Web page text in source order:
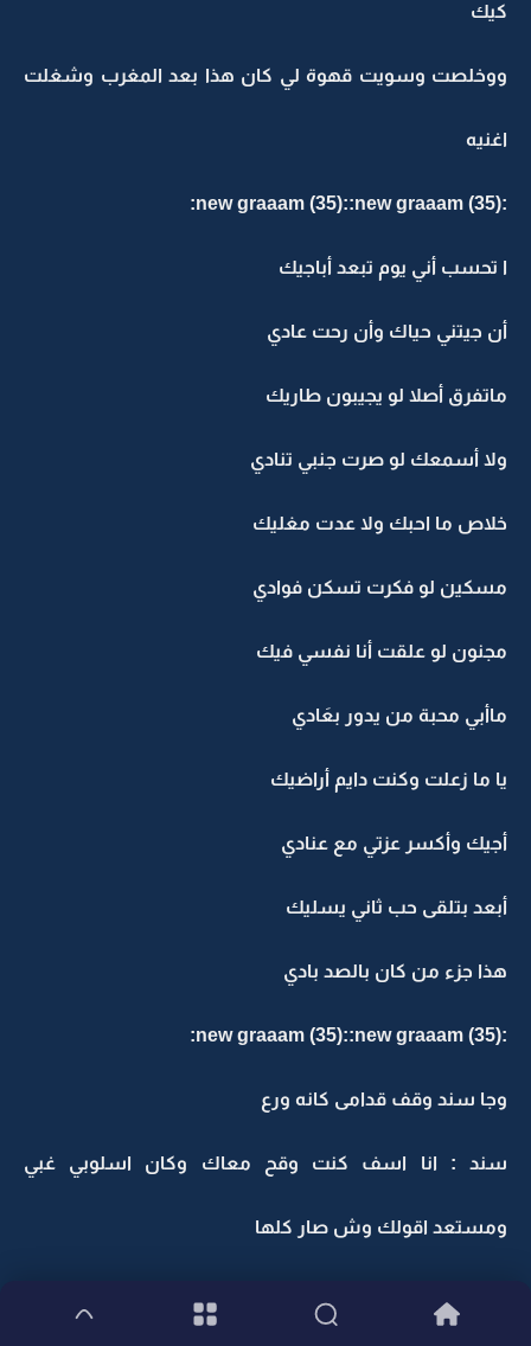
كيك
ووخلصت وسويت قهوة لي كان هذا بعد المغرب وشغلت
اغنيه
:new graaam (35)::new graaam (35):
ا تحسب أني يوم تبعد أباجيك
أن جيتني حياك وأن رحت عادي
ماتفرق أصلا لو يجيبون طاريك
ولا أسمعك لو صرت جنبي تنادي
خلاص ما احبك ولا عدت مغليك
مسكين لو فكرت تسكن فوادي
مجنون لو علقت أنا نفسي فيك
ماأبي محبة من يدور بعَادي
يا ما زعلت وكنت دايم أراضيك
أجيك وأكسر عزتي مع عنادي
أبعد بتلقى حب ثاني يسليك
هذا جزء من كان بالصد بادي
:new graaam (35)::new graaam (35):
وجا سند وقف قدامى كانه ورع
سند : انا اسف كنت وقح معاك وكان اسلوبي غبي
ومستعد اقولك وش صار كلها